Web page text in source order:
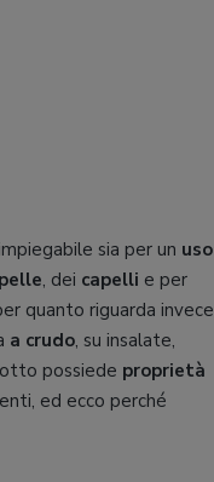
sia per un uso
, dei capelli e per
quanto riguarda invece
a crudo, su insalate,
possiede proprietà
ed ecco perché